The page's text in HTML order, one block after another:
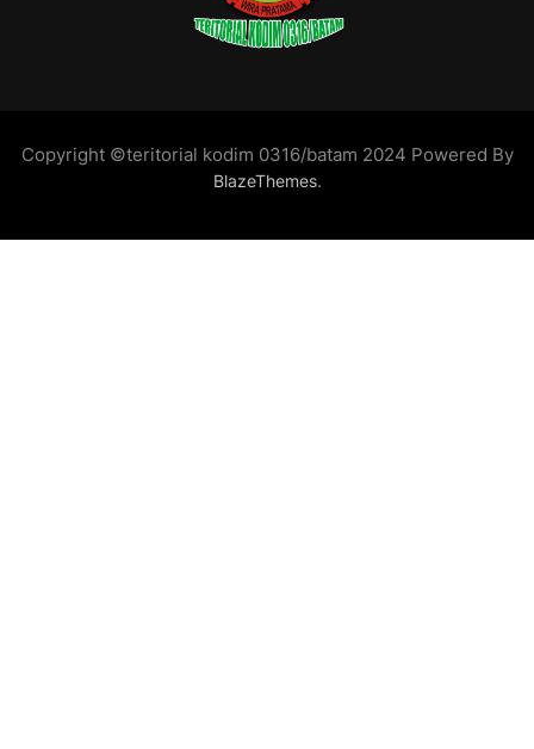
Copyright ©teritorial kodim 0316/batam 2024 Powered By
BlazeThemes.